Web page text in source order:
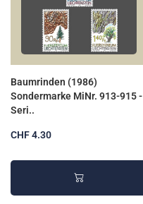
Baumrinden (1986)
Sondermarke MiNr. 913-915 -
Seri..
CHF 4.30